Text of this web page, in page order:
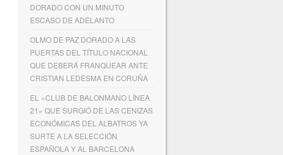
DORADO CON UN MINUTO
ESCASO DE ADELANTO
OLMO DE PAZ DORADO A LAS
PUERTAS DEL TÍTULO NACIONAL
QUE DEBERÁ FRANQUEAR ANTE
CRISTIAN LEDESMA EN CORUÑA
EL «CLUB DE BALONMANO LÍNEA
21» QUE SURGIÓ DE LAS CENIZAS
ECONÓMICAS DEL ALBATROS YA
SURTE A LA SELECCIÓN
ESPAÑOLA Y AL BARCELONA